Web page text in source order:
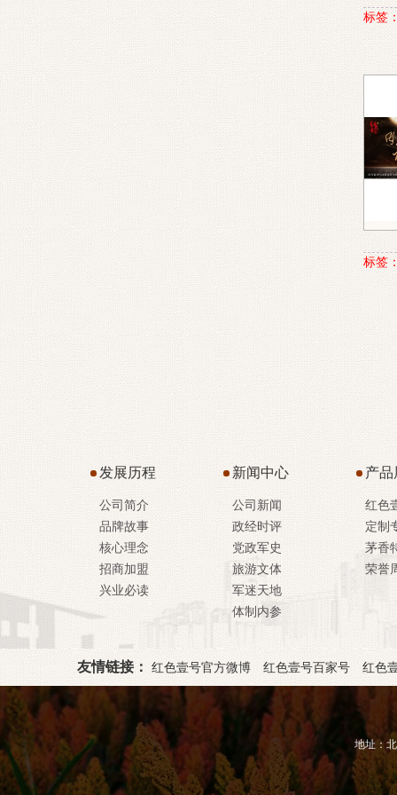
标签
标签
发展历程
公司简介
品牌故事
核心理念
招商加盟
兴业必读
新闻中心
公司新闻
政经时评
党政军史
旅游文体
军迷天地
体制内参
产品
红色
定制
茅香
荣誉
友情链接： 红色壹号官方微博 红色壹号百家号 红色
地址：